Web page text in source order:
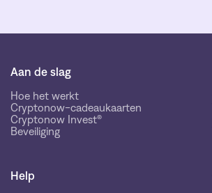
Aan de slag
Hoe het werkt
Cryptonow-cadeaukaarten
Cryptonow Invest®
Beveiliging
Help